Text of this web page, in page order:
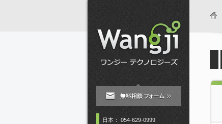
日本： 054-629-0999